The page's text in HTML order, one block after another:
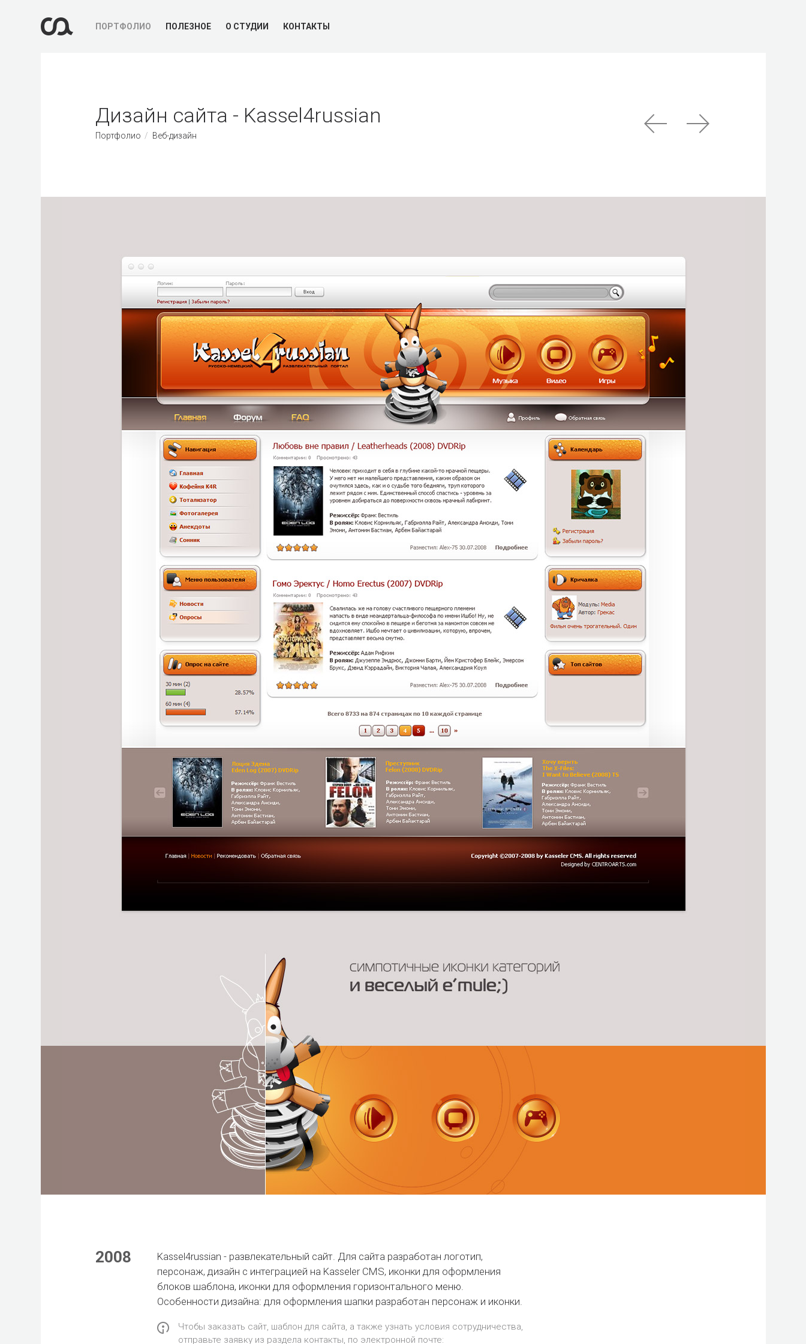
ПОРТФОЛИО ПОЛЕЗНОЕ О СТУДИИ КОНТАКТЫ
Дизайн сайта - Kassel4russian
Портфолио Веб-дизайн
2008 Kassel4russian - развлекательный сайт. Для сайта разработан логотип,
персонаж, дизайн с интеграцией на Kasseler CMS, иконки для оформления
блоков шаблона, иконки для оформления горизонтального меню.
Особенности дизайна: для оформления шапки разработан персонаж и иконки
Чтобы заказать сайт, шаблон для сайта, а также узнать условия сотрудничества,
отправьте заявку из раздела контакты, по электронной почте: